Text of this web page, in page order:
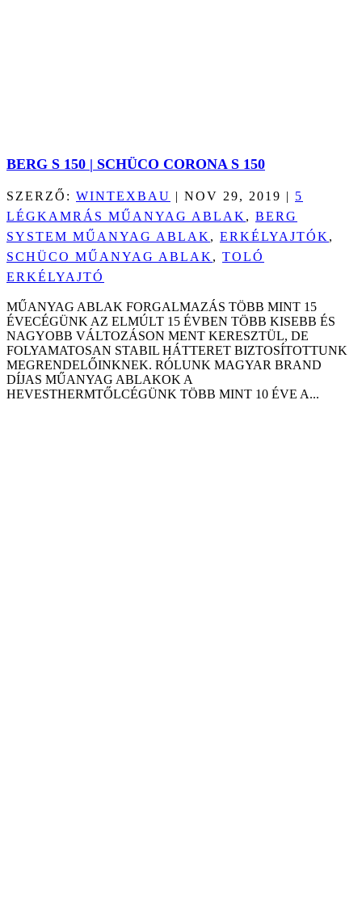
BERG S 150 | SCHÜCO CORONA S 150
SZERZŐ: WINTEXBAU | NOV 29, 2019 | 5
LÉGKAMRÁS MŰANYAG ABLAK , BERG
SYSTEM MŰANYAG ABLAK , ERKÉLYAJTÓK ,
SCHÜCO MŰANYAG ABLAK , TOLÓ
ERKÉLYAJTÓ
MŰANYAG ABLAK FORGALMAZÁS TÖBB MINT 15
ÉVECÉGÜNK AZ ELMÚLT 15 ÉVBEN TÖBB KISEBB ÉS
NAGYOBB VÁLTOZÁSON MENT KERESZTÜL, DE
FOLYAMATOSAN STABIL HÁTTERET BIZTOSÍTOTTUNK
MEGRENDELŐINKNEK. RÓLUNK MAGYAR BRAND
DÍJAS MŰANYAG ABLAKOK A
HEVESTHERMTŐLCÉGÜNK TÖBB MINT 10 ÉVE A...